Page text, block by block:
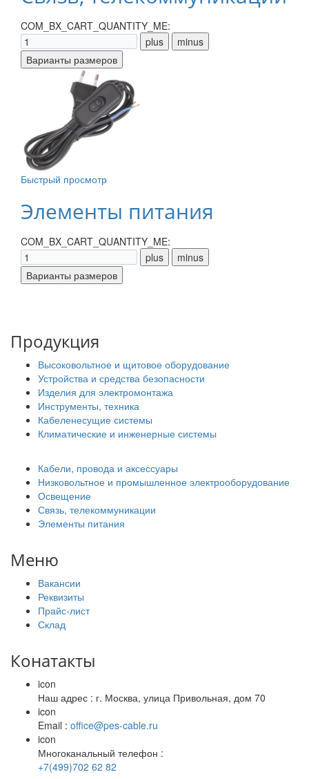
COM_BX_CART_QUANTITY_ME:
Быстрый просмотр
Элементы питания
COM_BX_CART_QUANTITY_ME:
Продукция
Высоковольтное и щитовое оборудование
Устройства и средства безопасности
Изделия для электромонтажа
Инструменты, техника
Кабеленесущие системы
Климатические и инженерные системы
Кабели, провода и аксессуары
Низковольтное и промышленное электрооборудование
Освещение
Связь, телекоммуникации
Элементы питания
Меню
Вакансии
Реквизиты
Прайс-лист
Склад
Конатакты
icon
Наш адрес : г. Москва, улица Привольная, дом 70
icon
Email : office@pes-cable.ru
icon
Многоканальный телефон :
+7(499)702 62 82